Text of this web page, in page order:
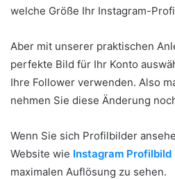
welche Größe Ihr Instagram-
Aber mit unserer praktischen
perfekte Bild für Ihr Konto
Ihre Follower verwenden. Also
nehmen Sie diese Änderung
Wenn Sie sich Profilbilder
Website wie Instagram Profilbild
maximalen Auflösung zu sehen.